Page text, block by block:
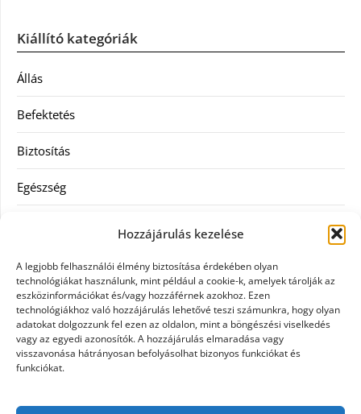
Hozzájárulás kezelése
A legjobb felhasználói élmény biztosítása érdekében olyan
technológiákat használunk, mint például a cookie-k, amelyek tárolják az
eszközinformációkat és/vagy hozzáférnek azokhoz. Ezen
technológiákhoz való hozzájárulás lehetővé teszi számunkra, hogy olyan
adatokat dolgozzunk fel ezen az oldalon, mint a böngészési viselkedés
vagy az egyedi azonosítók. A hozzájárulás elmaradása vagy
visszavonása hátrányosan befolyásolhat bizonyos funkciókat és
funkciókat.
Kiállító kategóriák
Állás
Befektetés
Biztosítás
Egészség
Ingatlan
Művészetek és szórakozás
Múzeumok
Szolgáltatás
Szórakozás